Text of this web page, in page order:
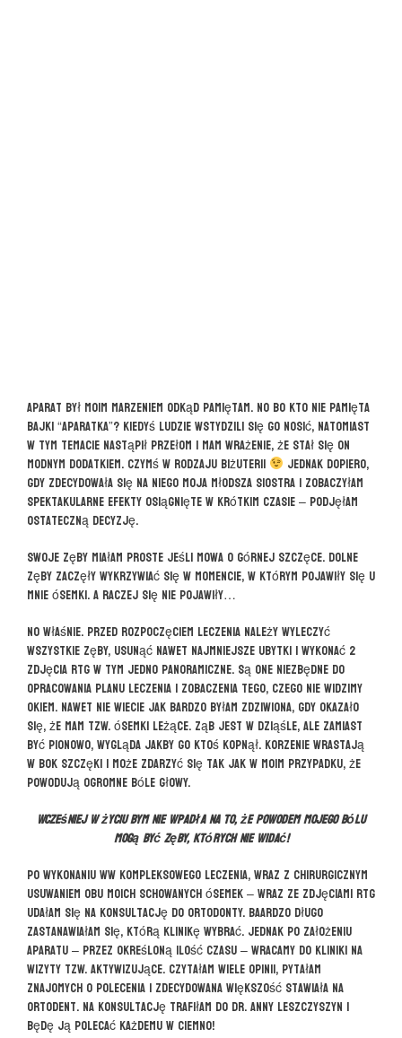
Aparat był moim marzeniem odkąd pamiętam. No bo kto nie pamięta
bajki “Aparatka”? Kiedyś ludzie wstydzili się go nosić, natomiast
w tym temacie nastąpił przełom i mam wrażenie, że stał się on
modnym dodatkiem. Czymś w rodzaju biżuterii
Jednak dopiero,
gdy zdecydowała się na niego moja młodsza siostra i zobaczyłam
spektakularne efekty osiągnięte w krótkim czasie – podjęłam
ostateczną decyzję.
Swoje zęby miałam proste jeśli mowa o górnej szczęce. Dolne
zęby zaczęły wykrzywiać się w momencie, w którym pojawiły się u
mnie ósemki. A raczej się nie pojawiły…
No właśnie. Przed rozpoczęciem leczenia należy wyleczyć
wszystkie zęby, usunąć nawet najmniejsze ubytki i wykonać 2
zdjęcia RTG w tym jedno panoramiczne. Są one niezbędne do
opracowania planu leczenia i zobaczenia tego, czego nie widzimy
okiem. Nawet nie wiecie jak bardzo byłam zdziwiona, gdy okazało
się, że mam tzw. ósemki leżące. Ząb jest w dziąśle, ale zamiast
być pionowo, wygląda jakby go ktoś kopnął. Korzenie wrastają
w bok szczęki i może zdarzyć się tak jak w moim przypadku, że
powodują ogromne bóle głowy.
Wcześniej w życiu bym nie wpadła na to, że powodem mojego bólu
mogą być zęby, których nie widać!
Po wykonaniu ww kompleksowego leczenia, wraz z chirurgicznym
usuwaniem obu moich schowanych ósemek – wraz ze zdjęciami RTG
udałam się na konsultację do ortodonty. Baardzo długo
zastanawiałam się, którą klinikę wybrać. Jednak po założeniu
aparatu – przez określoną ilość czasu – wracamy do kliniki na
wizyty tzw. aktywizujące. Czytałam wiele opinii, pytałam
znajomych o polecenia i zdecydowana większość stawiała na
Ortodent. Na konsultację trafiłam do dr. Anny Leszczyszyn i
będę ją polecać każdemu w ciemno!